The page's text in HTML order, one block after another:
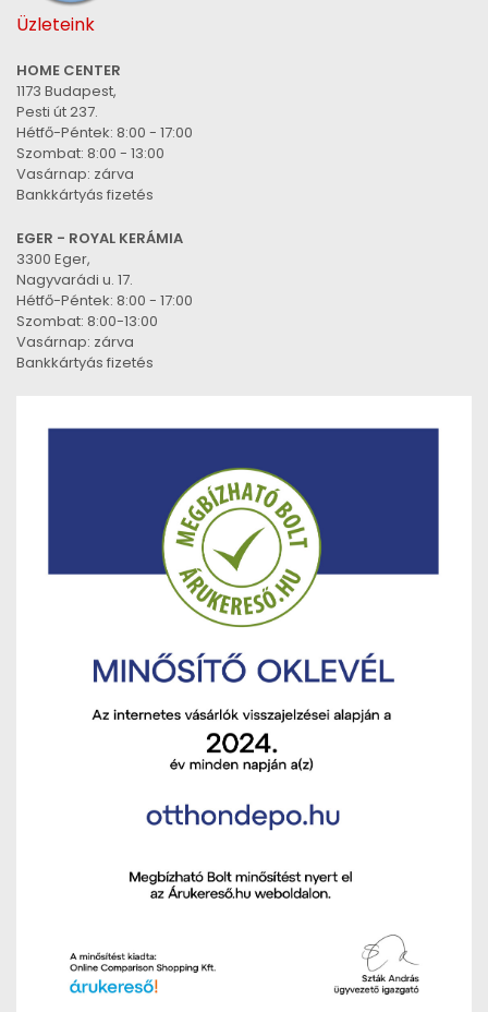
Üzleteink
HOME CENTER
1173 Budapest,
Pesti út 237.
Hétfő-Péntek: 8:00 - 17:00
Szombat: 8:00 - 13:00
Vasárnap: zárva
Bankkártyás fizetés
EGER - ROYAL KERÁMIA
3300 Eger,
Nagyvarádi u. 17.
Hétfő-Péntek: 8:00 - 17:00
Szombat: 8:00-13:00
Vasárnap: zárva
Bankkártyás fizetés